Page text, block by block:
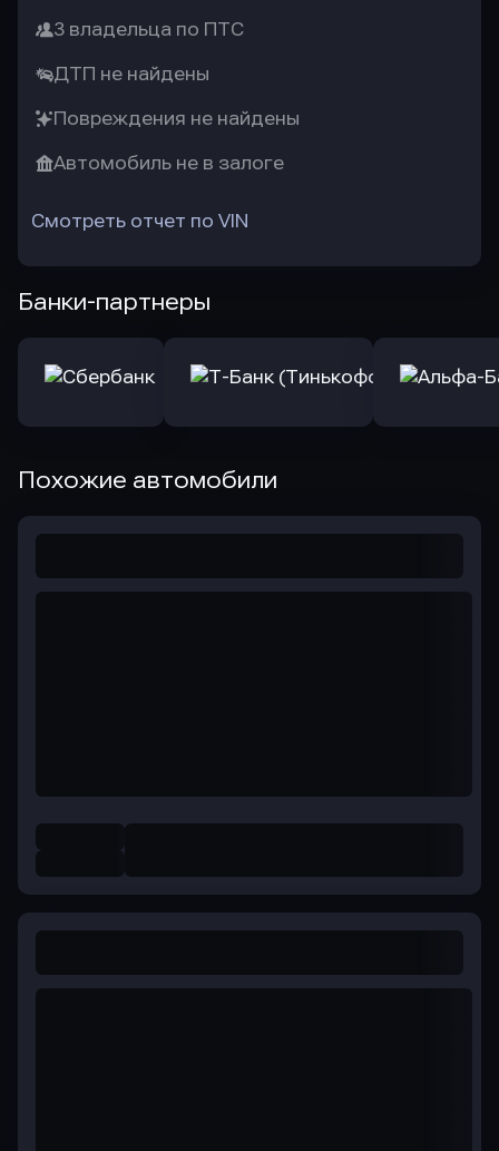
3 владельца по ПТС
ДТП не найдены
Повреждения не найдены
Автомобиль не в залоге
Смотреть отчет по VIN
Банки-партнеры
Похожие автомобили